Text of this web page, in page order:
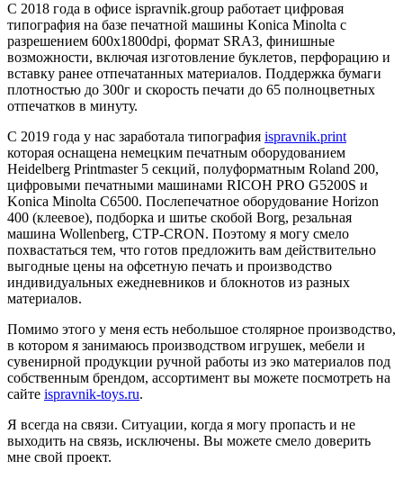
С 2018 года в офисе ispravnik.group работает цифровая
типография на базе печатной машины Konica Minolta с
разрешением 600x1800dpi, формат SRA3, финишные
возможности, включая изготовление буклетов, перфорацию и
вставку ранее отпечатанных материалов. Поддержка бумаги
плотностью до 300г и скорость печати до 65 полноцветных
отпечатков в минуту.
C 2019 года у нас заработала типография ispravnik.print
которая оснащена немецким печатным оборудованием
Heidelberg Printmaster 5 секций, полуформатным Roland 200,
цифровыми печатными машинами RICOH PRO G5200S и
Konicа Minolta C6500. Послепечатное оборудование Horizon
400 (клеевое), подборка и шитье скобой Borg, резальная
машина Wollenberg, CTP-CRON. Поэтому я могу смело
похвастаться тем, что готов предложить вам действительно
выгодные цены на офсетную печать и производство
индивидуальных ежедневников и блокнотов из разных
материалов.
Помимо этого у меня есть небольшое столярное производство,
в котором я занимаюсь производством игрушек, мебели и
сувенирной продукции ручной работы из эко материалов под
собственным брендом, ассортимент вы можете посмотреть на
сайте ispravnik-toys.ru.
Я всегда на связи. Ситуации, когда я могу пропасть и не
выходить на связь, исключены. Вы можете смело доверить
мне свой проект.